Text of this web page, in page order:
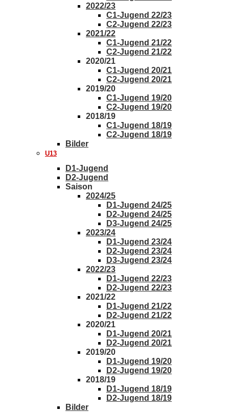
2022/23
C1-Jugend 22/23
C2-Jugend 22/23
2021/22
C1-Jugend 21/22
C2-Jugend 21/22
2020/21
C1-Jugend 20/21
C2-Jugend 20/21
2019/20
C1-Jugend 19/20
C2-Jugend 19/20
2018/19
C1-Jugend 18/19
C2-Jugend 18/19
Bilder
U13
D1-Jugend
D2-Jugend
Saison
2024/25
D1-Jugend 24/25
D2-Jugend 24/25
D3-Jugend 24/25
2023/24
D1-Jugend 23/24
D2-Jugend 23/24
D3-Jugend 23/24
2022/23
D1-Jugend 22/23
D2-Jugend 22/23
2021/22
D1-Jugend 21/22
D2-Jugend 21/22
2020/21
D1-Jugend 20/21
D2-Jugend 20/21
2019/20
D1-Jugend 19/20
D2-Jugend 19/20
2018/19
D1-Jugend 18/19
D2-Jugend 18/19
Bilder